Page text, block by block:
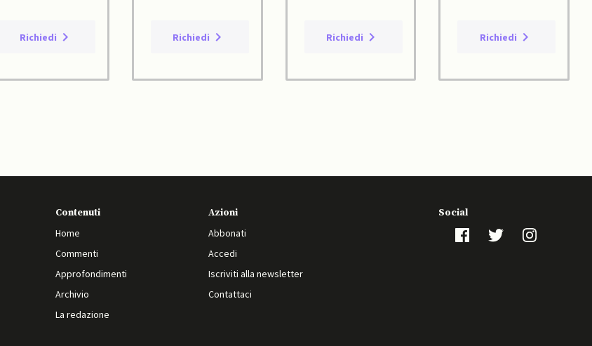
Richiedi Richiedi Richiedi Richiedi
Contenuti
Home
Commenti
Approfondimenti
Archivio
La redazione
Azioni
Abbonati
Accedi
Iscriviti alla newsletter
Contattaci
Social